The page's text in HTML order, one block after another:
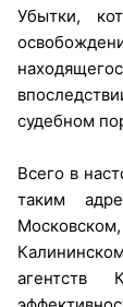
Убытки,
судебном
Всего в
таким